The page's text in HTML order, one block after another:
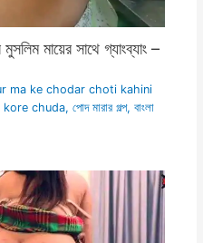
মায়ের সাথে গ্যাংব্যাং –
ma ke chodar choti kahini
kore chuda, পোদ মারার গল্প, বাংলা